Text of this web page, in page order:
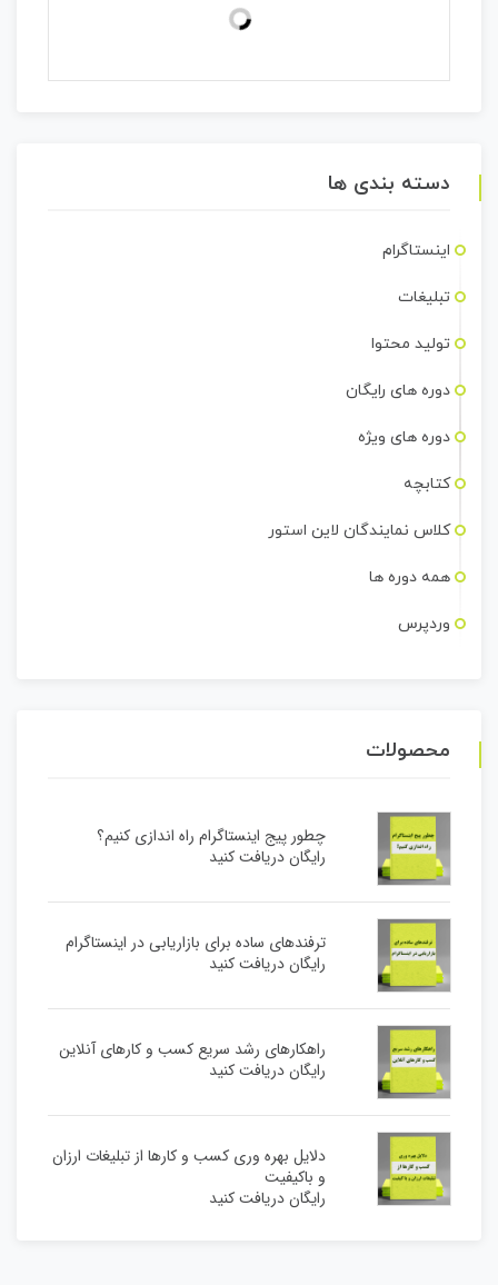
دسته بندی ها
اینستاگرام
تبلیغات
تولید محتوا
دوره های رایگان
دوره های ویژه
کتابچه
کلاس نمایندگان لاین استور
همه دوره ها
وردپرس
محصولات
چطور پیج اینستاگرام راه اندازی کنیم؟
رایگان دریافت کنید
ترفندهای ساده برای بازاریابی در اینستاگرام
رایگان دریافت کنید
راهکارهای رشد سریع کسب و کارهای آنلاین
رایگان دریافت کنید
دلایل بهره وری کسب و کارها از تبلیغات ارزان
و باکیفیت
رایگان دریافت کنید